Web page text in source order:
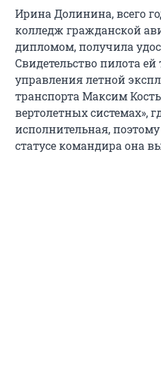
Ирина Долинина, всего
колледж гражданской
дипломом, получила
Свидетельство пилота
управления летной
транспорта Максим
вертолетных системах»,
исполнительная,
статусе командира она